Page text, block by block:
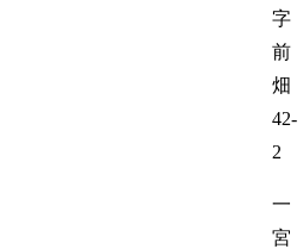
字
前
畑
42-
2
一
宮